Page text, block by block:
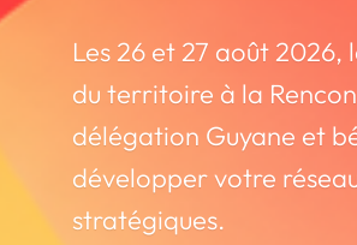
Les 26 et 27 août 2026,
du territoire à la
délégation Guyane et
développer votre
stratégiques.